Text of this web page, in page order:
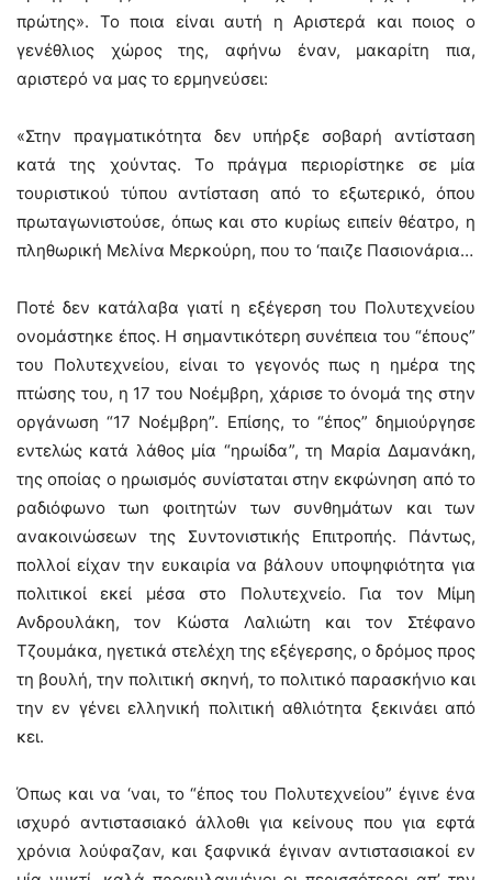
πρώτης». Το ποια είναι αυτή η Αριστερά και ποιος ο
γενέθλιος χώρος της, αφήνω έναν, μακαρίτη πια,
αριστερό να μας το ερμηνεύσει:
«Στην πραγματικότητα δεν υπήρξε σοβαρή αντίσταση
κατά της χούντας. Το πράγμα περιορίστηκε σε μία
τουριστικού τύπου αντίσταση από το εξωτερικό, όπου
πρωταγωνιστούσε, όπως και στο κυρίως ειπείν θέατρο, η
πληθωρική Μελίνα Μερκούρη, που το ‘παιζε Πασιονάρια…
Ποτέ δεν κατάλαβα γιατί η εξέγερση του Πολυτεχνείου
ονομάστηκε έπος. Η σημαντικότερη συνέπεια του “έπους”
του Πολυτεχνείου, είναι το γεγονός πως η ημέρα της
πτώσης του, η 17 του Νοέμβρη, χάρισε το όνομά της στην
οργάνωση “17 Νοέμβρη”. Επίσης, το “έπος” δημιούργησε
εντελώς κατά λάθος μία “ηρωίδα”, τη Μαρία Δαμανάκη,
της οποίας ο ηρωισμός συνίσταται στην εκφώνηση από το
ραδιόφωνο τωn φοιτητών των συνθημάτων και των
ανακοινώσεων της Συντονιστικής Επιτροπής. Πάντως,
πολλοί είχαν την ευκαιρία να βάλουν υποψηφιότητα για
πολιτικοί εκεί μέσα στο Πολυτεχνείο. Για τον Μίμη
Ανδρουλάκη, τον Κώστα Λαλιώτη και τον Στέφανο
Τζουμάκα, ηγετικά στελέχη της εξέγερσης, ο δρόμος προς
τη βουλή, την πολιτική σκηνή, το πολιτικό παρασκήνιο και
την εν γένει ελληνική πολιτική αθλιότητα ξεκινάει από
κει.
Όπως και να ‘ναι, το “έπος του Πολυτεχνείου” έγινε ένα
ισχυρό αντιστασιακό άλλοθι για κείνους που για εφτά
χρόνια λούφαζαν, και ξαφνικά έγιναν αντιστασιακοί εν